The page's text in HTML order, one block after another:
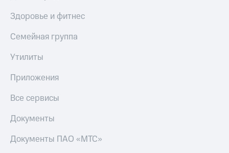
Здоровье и фитнес
Семейная группа
Утилиты
Приложения
Все сервисы
Документы
Документы ПАО «МТС»